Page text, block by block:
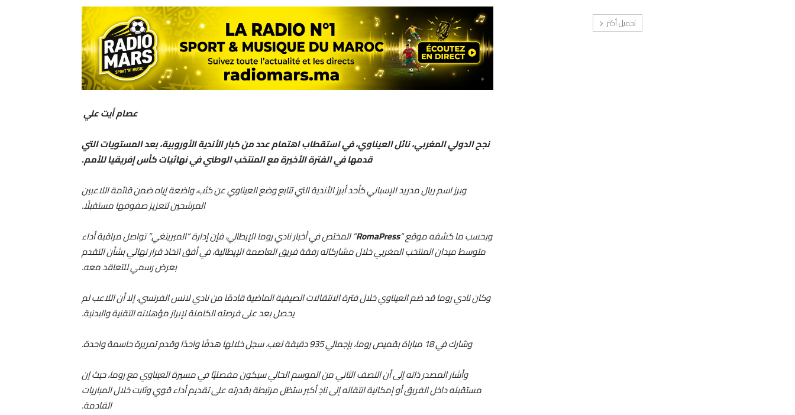
عصام أيت علي
نجح الدولي المغربي، نائل العيناوي، في استقطاب اهتمام عدد من كبار الأندية الأوروبية، بعد المستويات التي
قدمها في الفترة الأخيرة مع المنتخب الوطني في نهائيات كأس إفريقيا للأمم.
وبرز اسم ريال مدريد الإسباني كأحد أبرز الأندية التي تتابع وضع العيناوي عن كثب، واضعة إياه ضمن قائمة اللاعبين
المرشحين لتعزيز صفوفها مستقبلًا.
وبحسب ما كشفه موقع “RomaPress” المختص في أخبار نادي روما الإيطالي، فإن إدارة “الميرينغي” تواصل مراقبة أداء
متوسط ميدان المنتخب المغربي خلال مشاركاته رفقة فريق العاصمة الإيطالية، في أفق اتخاذ قرار نهائي بشأن التقدم
بعرض رسمي للتعاقد معه.
وكان نادي روما قد ضم العيناوي خلال فترة الانتقالات الصيفية الماضية قادمًا من نادي لانس الفرنسي، إلا أن اللاعب لم
يحصل بعد على فرصته الكاملة لإبراز مؤهلاته التقنية والبدنية.
وشارك في 18 مباراة بقميص روما، بإجمالي 935 دقيقة لعب، سجل خلالها هدفًا واحدًا وقدم تمريرة حاسمة واحدة.
وأشار المصدر ذاته إلى أن النصف الثاني من الموسم الحالي سيكون مفصليًا في مسيرة العيناوي مع روما، حيث إن
مستقبله داخل الفريق أو إمكانية انتقاله إلى نادٍ أكبر ستظل مرتبطة بقدرته على تقديم أداء قوي وثابت خلال المباريات
القادمة.
تحميل أكثر